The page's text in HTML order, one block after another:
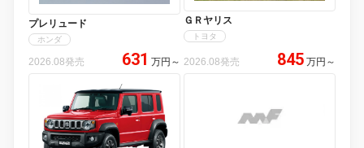
プレリュード
ホンダ
2026.08発売 631 万円 ～
ＧＲヤリス
トヨタ
2026.08発売 845 万円 ～